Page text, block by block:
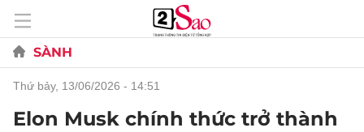
SÀNH
thứ bảy, 13/06/2026 - 14:51
Elon Musk chính thức trở thành